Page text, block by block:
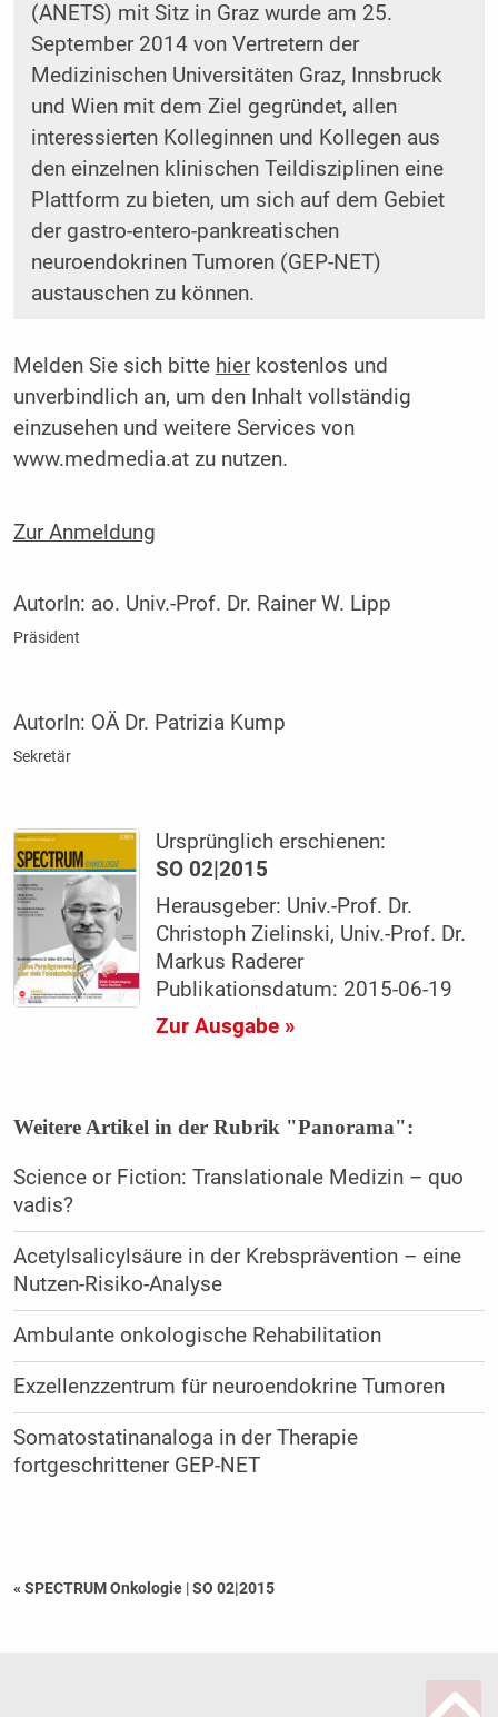
(ANETS) mit Sitz in Graz wurde am 25.
September 2014 von Vertretern der
Medizinischen Universitäten Graz, Innsbruck
und Wien mit dem Ziel gegründet, allen
interessierten Kolleginnen und Kollegen aus
den einzelnen klinischen Teildisziplinen eine
Plattform zu bieten, um sich auf dem Gebiet
der gastro-entero-pankreatischen
neuroendokrinen Tumoren (GEP-NET)
austauschen zu können.
Melden Sie sich bitte hierkostenlos und
unverbindlich an, um den Inhalt vollständig
einzusehen und weitere Services von
www.medmedia.at zu nutzen.
Zur Anmeldung
AutorIn: ao. Univ.-Prof. Dr. Rainer W. Lipp
Präsident
AutorIn: OÄ Dr. Patrizia Kump
Sekretär
Ursprünglich erschienen:
SO 02|2015
Herausgeber: Univ.-Prof. Dr.
Christoph Zielinski, Univ.-Prof. Dr.
Markus Raderer
Publikationsdatum: 2015-06-19
Zur Ausgabe »
Weitere Artikel in der Rubrik "Panorama":
Science or Fiction: Translationale Medizin – quo
vadis?
Acetylsalicylsäure in der Krebsprävention – eine
Nutzen-Risiko-Analyse
Ambulante onkologische Rehabilitation
Exzellenzzentrum für neuroendokrine Tumoren
Somatostatinanaloga in der Therapie
fortgeschrittener GEP-NET
« SPECTRUM Onkologie |SO 02|2015